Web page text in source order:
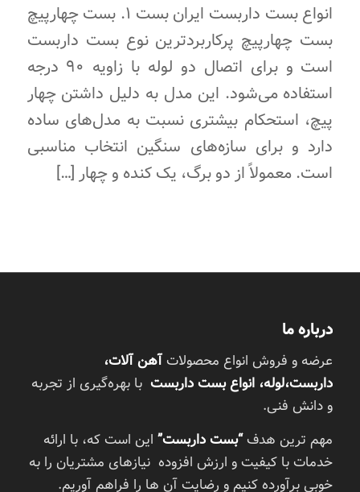
انواع بست داربست ایران بست ۱. بست چهارپیچ
بست چهارپیچ پرکاربردترین نوع بست داربست
است و برای اتصال دو لوله با زاویه ۹۰ درجه
استفاده می‌شود. این مدل به دلیل داشتن چهار
پیچ، استحکام بیشتری نسبت به مدل‌های ساده
دارد و برای سازه‌های سنگین انتخاب مناسبی
است. معمولاً از دو برگ، یک کنده و چهار […]
درباره ما
عرضه و فروش انواع محصولات آهن آلات،
داربست،لوله، انواع بست داربست با بهره‌گیری از تجربه
و دانش فنی.
مهم ترین هدف“بست داربست” این است که، با ارائه
خدمات با کیفیت و ارزش افزوده نیازهای مشتریان را به
خوبی برآورده کنیم و رضایت آن ها را فراهم آوریم.